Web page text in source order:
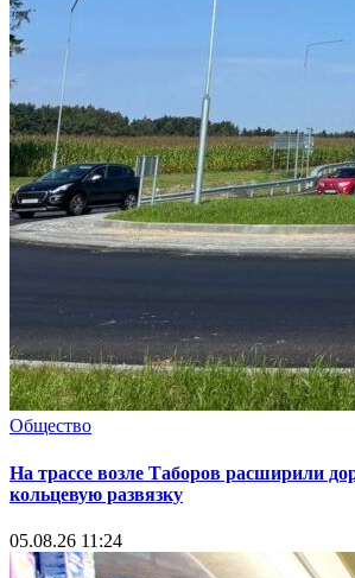
Общество
На трассе возле Таборов расширили
кольцевую развязку
05.08.26 11:24